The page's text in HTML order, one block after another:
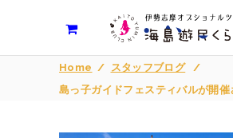
Home / スタッフブログ
/
島っ子ガイドフェスティバルが開催